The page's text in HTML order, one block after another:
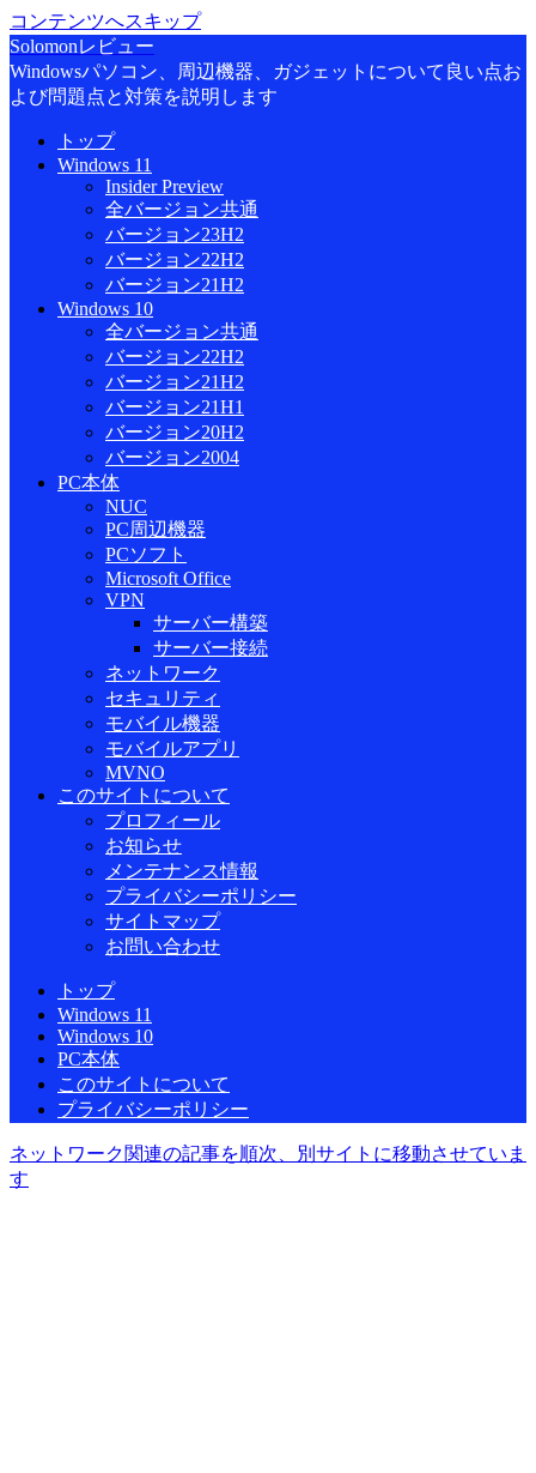
コンテンツへスキップ
Solomonレビュー
Windowsパソコン、周辺機器、ガジェットについて良い点お
よび問題点と対策を説明します
トップ
Windows 11
Insider Preview
全バージョン共通
バージョン23H2
バージョン22H2
バージョン21H2
Windows 10
全バージョン共通
バージョン22H2
バージョン21H2
バージョン21H1
バージョン20H2
バージョン2004
PC本体
NUC
PC周辺機器
PCソフト
Microsoft Office
VPN
サーバー構築
サーバー接続
ネットワーク
セキュリティ
モバイル機器
モバイルアプリ
MVNO
このサイトについて
プロフィール
お知らせ
メンテナンス情報
プライバシーポリシー
サイトマップ
お問い合わせ
トップ
Windows 11
Windows 10
PC本体
このサイトについて
プライバシーポリシー
ネットワーク関連の記事を順次、別サイトに移動させていま
す